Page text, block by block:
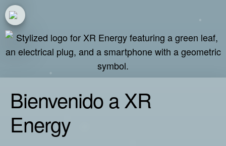
Inicio
Recursos
Paquetes de trabajo
Visor de modelos
Bienvenido a XR
Energy